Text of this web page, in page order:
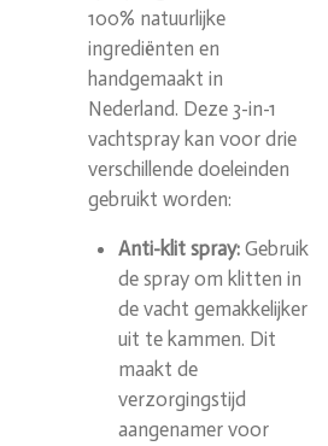
100% natuurlijke
ingrediënten en
handgemaakt in
Nederland. Deze 3-in-1
vachtspray kan voor drie
verschillende doeleinden
gebruikt worden:
Anti-klit spray: Gebruik
de spray om klitten in
de vacht gemakkelijker
uit te kammen. Dit
maakt de
verzorgingstijd
aangenamer voor